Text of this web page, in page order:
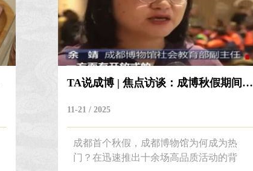
物馆获奖讲解员合影 本届大赛以“解码幸
福成...
TA说成博 | 焦点访谈：成博秋假期间推...
11-21 / 2025
成都首个秋假，成都博物馆为何成为热
门？在迅速推出十余场高品质活动的背